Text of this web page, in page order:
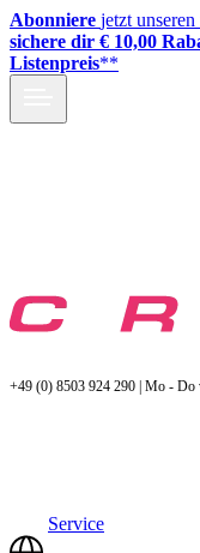
Abonniere jetzt
sichere dir € 10,00
Listenpreis**
+49 (0) 8503 924 290 | Mo -
Service